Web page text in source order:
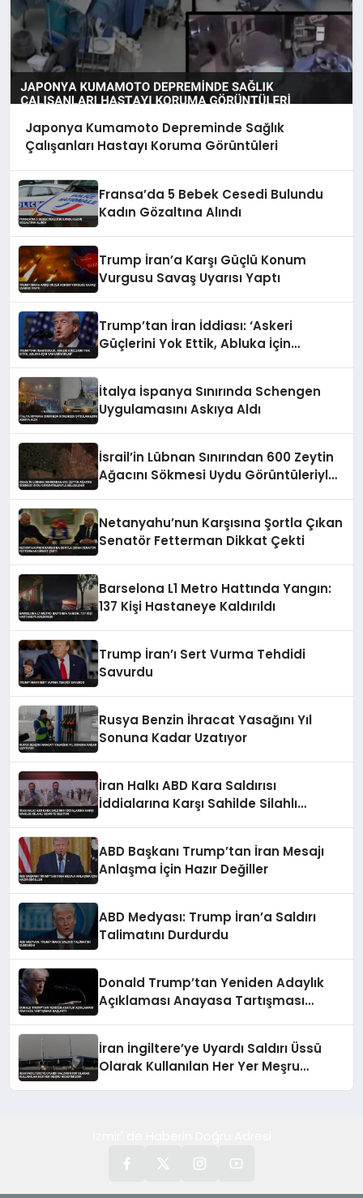
Japonya Kumamoto Depreminde Sağlık
Çalışanları Hastayı Koruma Görüntüleri
Fransa’da 5 Bebek Cesedi Bulundu
Kadın Gözaltına Alındı
Trump İran’a Karşı Güçlü Konum
Vurgusu Savaş Uyarısı Yaptı
Trump’tan İran İddiası: ‘Askeri
Güçlerini Yok Ettik, Abluka İçin
İtalya İspanya Sınırında Schengen
Uygulamasını Askıya Aldı
İsrail’in Lübnan Sınırından 600 Zeytin
Ağacını Sökmesi Uydu Görüntüleriyle
Netanyahu’nun Karşısına Şortla Çıkan
Senatör Fetterman Dikkat Çekti
Barselona L1 Metro Hattında Yangın:
137 Kişi Hastaneye Kaldırıldı
Trump İran’ı Sert Vurma Tehdidi
Savurdu
Rusya Benzin İhracat Yasağını Yıl
Sonuna Kadar Uzatıyor
İran Halkı ABD Kara Saldırısı
İddialarına Karşı Sahilde Silahlı
ABD Başkanı Trump’tan İran Mesajı
Anlaşma İçin Hazır Değiller
ABD Medyası: Trump İran’a Saldırı
Talimatını Durdurdu
Donald Trump’tan Yeniden Adaylık
Açıklaması Anayasa Tartışması
İran İngiltere’ye Uyardı Saldırı Üssü
Olarak Kullanılan Her Yer Meşru